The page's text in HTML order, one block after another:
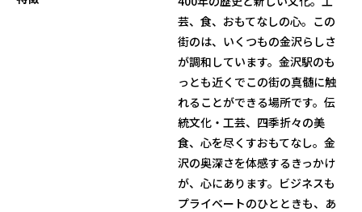
芸、食、おもてなしの心。この
街のは、いくつもの金沢らしさ
が調和しています。金沢駅のも
っとも近くでこの街の真髄に触
れることができる場所です。伝
統文化・工芸、四季折々の美
食、心を尽くすおもてなし。金
沢の奥深さを体感するきっかけ
が、心にあります。ビジネスも
プライベートのひとときも、あ